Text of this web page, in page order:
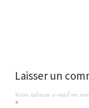
Laisser un
Votre adresse e-mail ne
*